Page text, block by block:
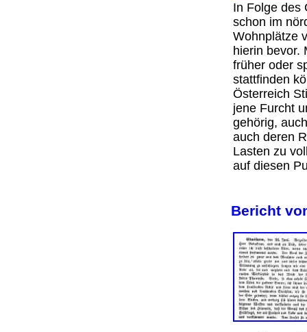
In Folge des
schon im
Wohnplätze
hierin bevor.
früher oder
stattfinden
Österreich
jene Furcht
gehörig,
auch deren
Lasten zu
auf diesen
Bericht